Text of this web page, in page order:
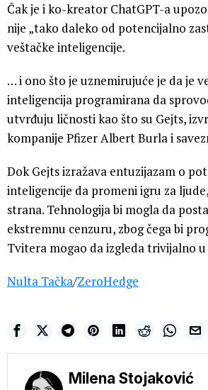
Čak je i ko-kreator ChatGPT-a
nije „tako daleko od potencijalno
veštačke inteligencije.
… i ono što je uznemirujuće je da je
inteligencija programirana da
utvrđuju ličnosti kao što su Gejts,
kompanije Pfizer Albert Burla i
Dok Gejts izražava entuzijazam o
inteligencije da promeni igru za
strana. Tehnologija bi mogla da
ekstremnu cenzuru, zbog čega bi
Tvitera mogao da izgleda trivijalno
Nulta Tačka/ZeroHedge
Milena Stojaković